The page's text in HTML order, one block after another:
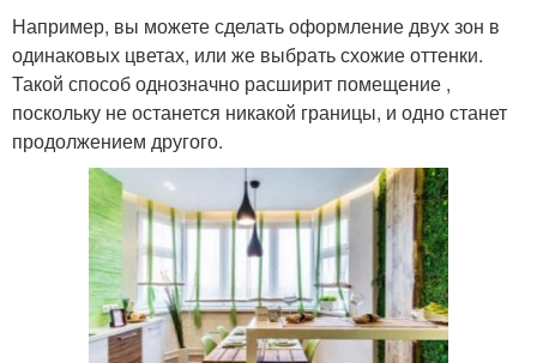
Например, вы можете сделать оформление двух зон в
одинаковых цветах, или же выбрать схожие оттенки.
Такой способ однозначно расширит помещение ,
поскольку не останется никакой границы, и одно станет
продолжением другого.